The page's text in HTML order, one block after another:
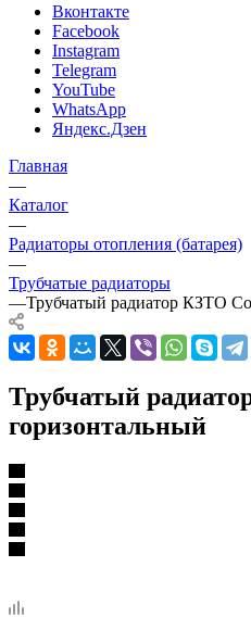
Вконтакте
Facebook
Instagram
Telegram
YouTube
WhatsApp
Яндекс.Дзен
Главная
—
Каталог
—
Радиаторы отопления (батарея)
—
Трубчатые радиаторы
—Трубчатый радиатор КЗТО
Трубчатый
горизонтальный